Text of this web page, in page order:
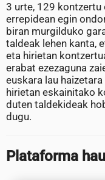
3 urte, 129
errepidean egin
biran murgilduko
taldeak lehen kanta,
eta hirietan
erabat ezezaguna
euskara lau
hirietan eskainitako
duten taldekideak
dugu.
Plataforma